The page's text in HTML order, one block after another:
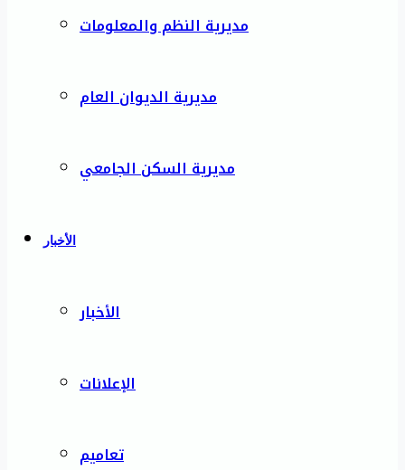
مديرية النظم والمعلومات
مديرية الديوان العام
مديرية السكن الجامعي
الأخبار
الأخبار
الإعلانات
تعاميم